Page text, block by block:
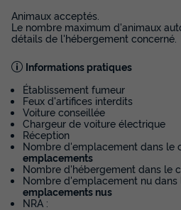
TENTE TOILE ET BOIS 5
LODGE COSY
Animaux acceptés.
Le nombre maximum d'animaux
détails de l'hébergement concerné.
Informations pratiques
Établissement fumeur
Feux d'artifices interdits
Voiture conseillée
Chargeur de voiture électrique
Réception
Nombre d'emplacement dans le
emplacements
Nombre d'hébergement dans le
Nombre d'emplacement nu dans
emplacements nus
NRA :